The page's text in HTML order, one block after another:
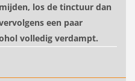
los de tinctuur dan
een paar
volledig verdampt.